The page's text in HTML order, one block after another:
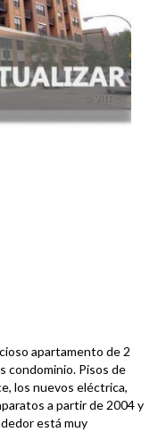
apartamento de 2
condominio. Pisos de
los nuevos eléctrica,
a partir de 2004 y
está muy